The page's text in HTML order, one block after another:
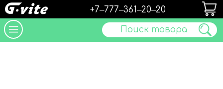
Поиск товара
+7‒777‒361‒20‒20